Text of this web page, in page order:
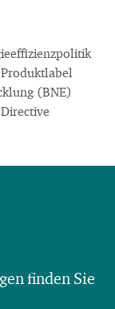
(BNE)
finden Sie